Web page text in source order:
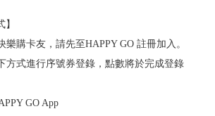
樂購卡友，請先至HAPPY GO 註冊加入。
方式進行序號券登錄，點數將於完成登錄
GO App